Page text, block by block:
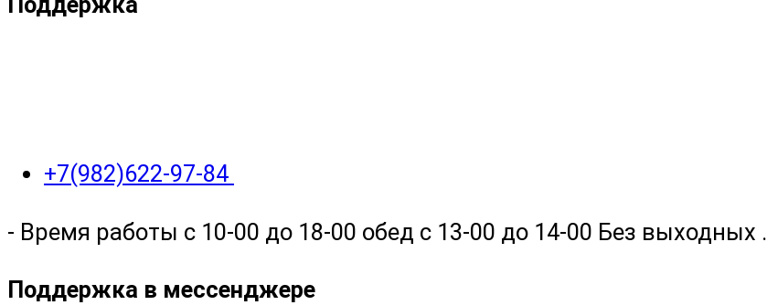
+7(982)622-97-84
- Время работы с 10-00 до 18-00 обед с 13-00 до 14-00 Без выходных .
Поддержка в мессенджере